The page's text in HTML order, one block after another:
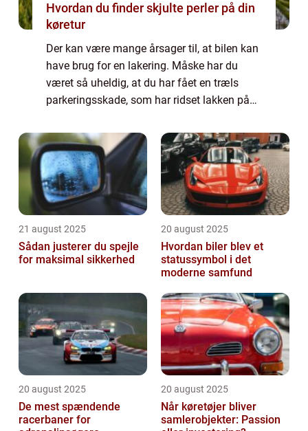
Hvordan du finder skjulte perler på din
køretur
Der kan være mange årsager til, at bilen kan
have brug for en lakering. Måske har du
været så uheldig, at du har fået en træls
parkeringsskade, som har ridset lakken på
køre bilen lidt for tæt på en genst...
21 august 2025
Sådan justerer du spejle
for maksimal sikkerhed
20 august 2025
Hvordan biler blev et
statussymbol i det
moderne samfund
20 august 2025
De mest spændende
racerbaner for
20 august 2025
Når køretøjer bliver
samlerobjekter: Passion